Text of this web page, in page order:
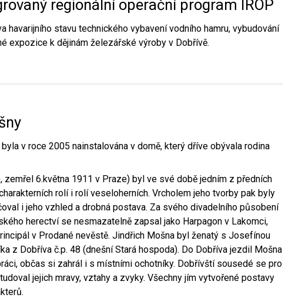
regionální operační program IROP
havarijního stavu technického vybavení vodního hamru, vybudování
expozice k dějinám železářské výroby v Dobřívě.
v roce 2005 nainstalována v domě, který dříve obývala rodina
zemřel 6.května 1911 v Praze) byl ve své době jedním z předních
rolí i rolí veseloherních. Vrcholem jeho tvorby pak byly
i jeho vzhled a drobná postava. Za svého divadelního působení
herectví se nesmazatelně zapsal jako Harpagon v Lakomci,
v Prodané nevěstě. Jindřich Mošna byl ženatý s Josefínou
z Dobříva č.p. 48 (dnešní Stará hospoda). Do Dobříva jezdil Mošna
občas si zahrál i s místními ochotníky. Dobřívští sousedé se pro
jejich mravy, vztahy a zvyky. Všechny jím vytvořené postavy